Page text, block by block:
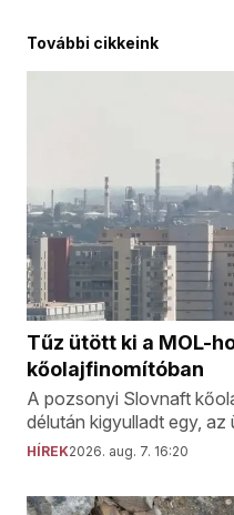
További cikkeink
Tűz ütött ki a MOL-
kőolajfinomítóban
A pozsonyi Slovnaft
délután kigyulladt egy,
HÍREK2026. aug. 7. 16:20